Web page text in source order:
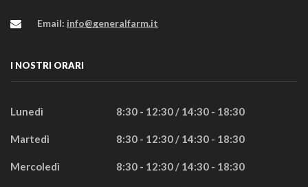
Email: info@generalfarm.it
I NOSTRI ORARI
Lunedì 8:30 - 12:30 / 14:30 - 18:30
Martedì 8:30 - 12:30 / 14:30 - 18:30
Mercoledì 8:30 - 12:30 / 14:30 - 18:30